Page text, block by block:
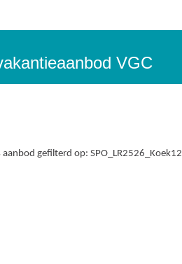
VGC
aanbod gefilterd op: SPO_LR2526_Koek12